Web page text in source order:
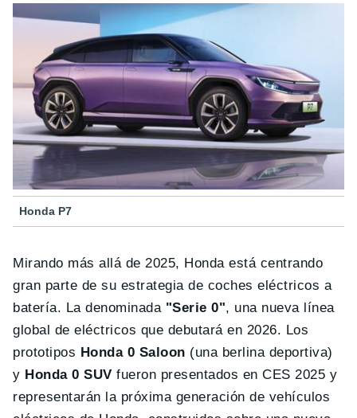
Honda P7
Mirando más allá de 2025, Honda está centrando
gran parte de su estrategia de coches eléctricos a
batería. La denominada "Serie 0", una nueva línea
global de eléctricos que debutará en 2026. Los
prototipos Honda 0 Saloon (una berlina deportiva)
y Honda 0 SUV fueron presentados en CES 2025 y
representarán la próxima generación de vehículos